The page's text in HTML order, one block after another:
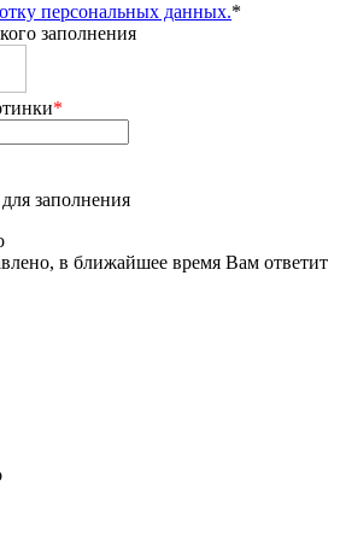
персональных данных.*
заполнения
*
заполнения
в ближайшее время Вам ответит